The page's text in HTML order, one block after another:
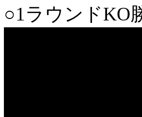
○1ラウンドKO